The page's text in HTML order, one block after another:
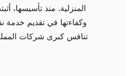
المنزلية. منذ تأسيسها،
وكفاءتها في تقديم خدمة
تنافس كبرى شركات